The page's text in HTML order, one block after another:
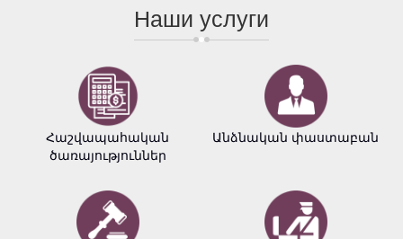
Наши услуги
Հաշվապահական
ծառայություններ
Անձնական փաստաբան